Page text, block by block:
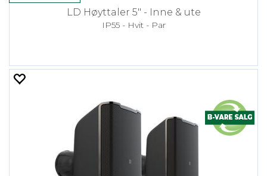
LD Høyttaler 5" - Inne & ute
IP55 - Hvit - Par